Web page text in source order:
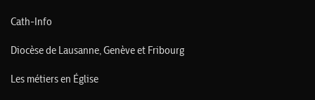
Cath-Info
Diocèse de Lausanne, Genève et Fribourg
Les métiers en Église